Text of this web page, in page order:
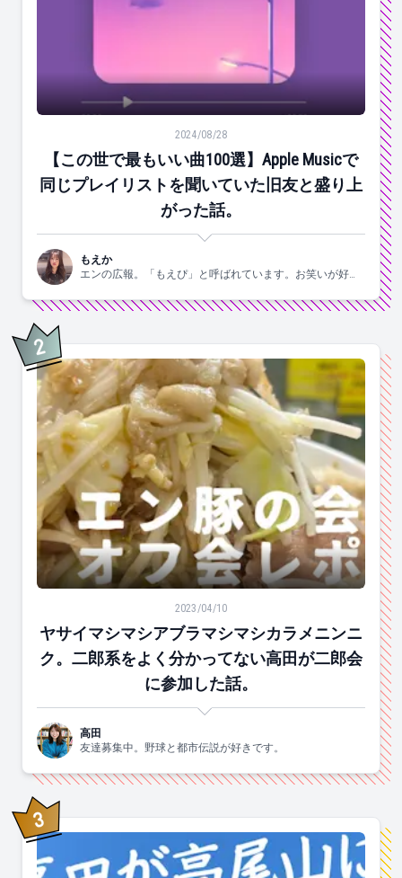
【この世で最もいい曲100選】Apple Musicで同じプレ
2024/08/28
【この世で最もいい曲100選】Apple Musicで
同じプレイリストを聞いていた旧友と盛り上
がった話。
もえか
エンの広報。「もえぴ」と呼ばれています。お笑いが好
2位
ヤサイマシマシアブラマシマシカラメニンニク。二郎
2023/04/10
ヤサイマシマシアブラマシマシカラメニンニ
ク。二郎系をよく分かってない高田が二郎会
に参加した話。
高田
友達募集中。野球と都市伝説が好きです。
3位